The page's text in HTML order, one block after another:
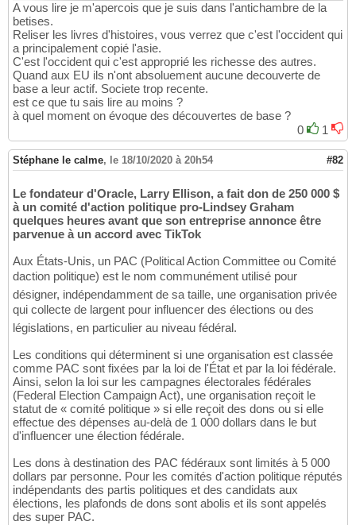
A vous lire je m'apercois que je suis dans l'antichambre de la
betises.
Reliser les livres d'histoires, vous verrez que c'est l'occident qui
a principalement copié l'asie.
C'est l'occident qui c'est approprié les richesse des autres.
Quand aux EU ils n'ont absoluement aucune decouverte de
base a leur actif. Societe trop recente.
est ce que tu sais lire au moins ?
à quel moment on évoque des découvertes de base ?
0
1
Stéphane le calme, le 18/10/2020 à 20h54 #82
Le fondateur d'Oracle, Larry Ellison, a fait don de 250 000 $
à un comité d'action politique pro-Lindsey Graham
quelques heures avant que son entreprise annonce être
parvenue à un accord avec TikTok
Aux États-Unis, un PAC (Political Action Committee ou Comité
daction politique) est le nom communément utilisé pour
désigner, indépendamment de sa taille, une organisation privée
qui collecte de largent pour influencer des élections ou des
législations, en particulier au niveau fédéral.
Les conditions qui déterminent si une organisation est classée
comme PAC sont fixées par la loi de l'État et par la loi fédérale.
Ainsi, selon la loi sur les campagnes électorales fédérales
(Federal Election Campaign Act), une organisation reçoit le
statut de « comité politique » si elle reçoit des dons ou si elle
effectue des dépenses au-delà de 1 000 dollars dans le but
d'influencer une élection fédérale.
Les dons à destination des PAC fédéraux sont limités à 5 000
dollars par personne. Pour les comités d'action politique réputés
indépendants des partis politiques et des candidats aux
élections, les plafonds de dons sont abolis et ils sont appelés
des super PAC.